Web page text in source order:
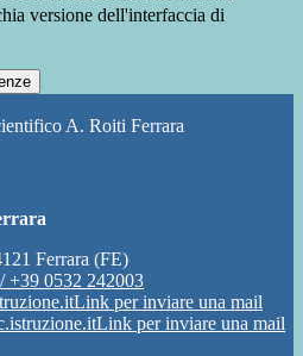
versione dell'interfaccia di
A. Roiti Ferrara
Ferrara (FE)
+39 0532 242003
Link per inviare una mail
Link per inviare una mail